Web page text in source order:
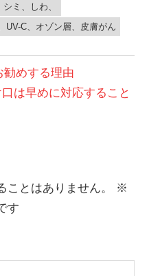
ミ、しわ、
UV-C、オゾン層、皮膚がん
勧めする理由
は早めに対応すること
とはありません。
※
す